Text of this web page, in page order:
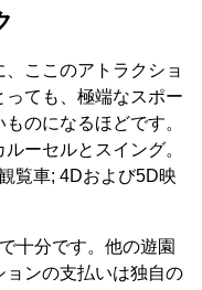
ここのアトラクショ
ても、極端なスポー
のになるほどで​​す。
ーセルとスイング。
覧車; 4Dおよび5D映
十分です。他の遊園
ンの支払いは独自の